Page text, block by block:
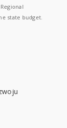
state budget.